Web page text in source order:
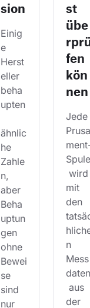
sion
Einig
e
Herst
eller
beha
upten
ähnlic
he
Zahle
n,
aber
Beha
uptun
gen
ohne
Bewei
se
sind
nur
st
übe
fen
kön
nen
Jede
Prusa
Spule
wird
mit
den
n
Mess
daten
aus
der